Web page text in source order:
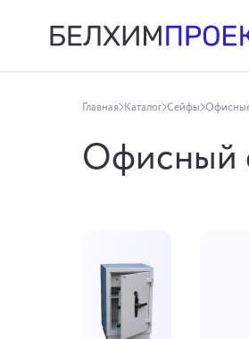
Главная Каталог Сейфы
Офисный